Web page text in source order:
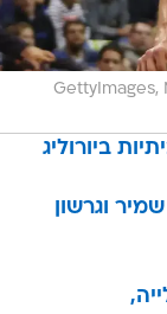
GettyImages,
ביורוליג
וגרשון